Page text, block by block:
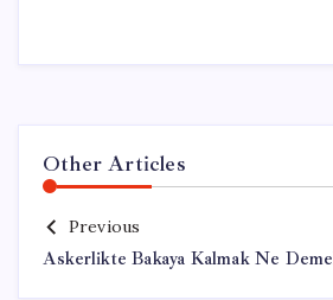
Other Articles
Previous
Askerlikte Bakaya Kalmak Ne